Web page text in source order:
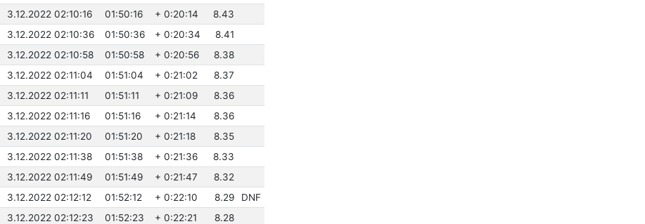
3.12.2022 02:10:16 01:50:16 + 0:20:14
8.43
3.12.2022 02:10:36 01:50:36 + 0:20:34
8.41
3.12.2022 02:10:58 01:50:58 + 0:20:56
8.38
3.12.2022 02:11:04 01:51:04 + 0:21:02
8.37
3.12.2022 02:11:11 01:51:11 + 0:21:09
8.36
3.12.2022 02:11:16 01:51:16 + 0:21:14
8.36
3.12.2022 02:11:20 01:51:20 + 0:21:18
8.35
3.12.2022 02:11:38 01:51:38 + 0:21:36
8.33
3.12.2022 02:11:49 01:51:49 + 0:21:47
8.32
3.12.2022 02:12:12 01:52:12 + 0:22:10 8.29
DNF
3.12.2022 02:12:23 01:52:23 + 0:22:21
8.28